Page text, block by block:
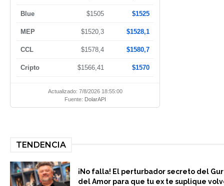
Blue $1505 $1525
MEP $1520,3 $1528,1
CCL $1578,4 $1580,7
Cripto $1566,41 $1570
Actualizado: 7/8/2026 18:55:00
Fuente: DolarAPI
TENDENCIA
¡No falla! El perturbador secreto del
del Amor para que tu ex te suplique